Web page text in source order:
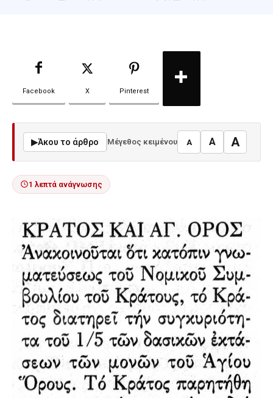
Facebook X Pinterest
▶Άκου το άρθρο Μέγεθος κειμένου A A A
1 λεπτά ανάγνωσης